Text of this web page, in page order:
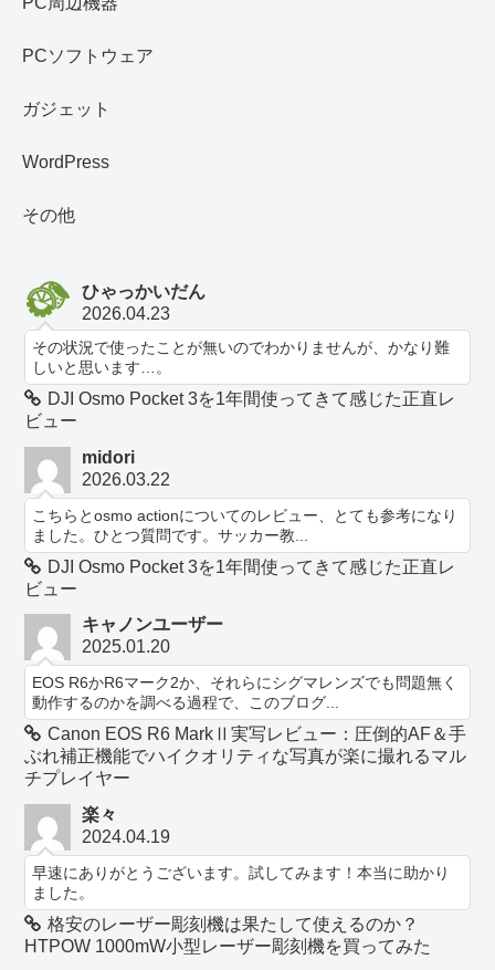
PCソフトウェア
ガジェット
WordPress
その他
ひゃっかいだん
2026.04.23
その状況で使ったことが無いのでわかりませんが、かなり難
しいと思います…。
DJI Osmo Pocket 3を1年間使ってきて感じた正直レ
ビュー
midori
2026.03.22
こちらとosmo actionについてのレビュー、とても参考になり
ました。ひとつ質問です。サッカー教...
DJI Osmo Pocket 3を1年間使ってきて感じた正直レ
ビュー
キャノンユーザー
2025.01.20
EOS R6かR6マーク2か、それらにシグマレンズでも問題無く
動作するのかを調べる過程で、このブログ...
Canon EOS R6 MarkⅡ実写レビュー：圧倒的AF＆手
ぶれ補正機能でハイクオリティな写真が楽に撮れるマル
チプレイヤー
楽々
2024.04.19
早速にありがとうございます。試してみます！本当に助かり
ました。
格安のレーザー彫刻機は果たして使えるのか？
HTPOW 1000mW小型レーザー彫刻機を買ってみた